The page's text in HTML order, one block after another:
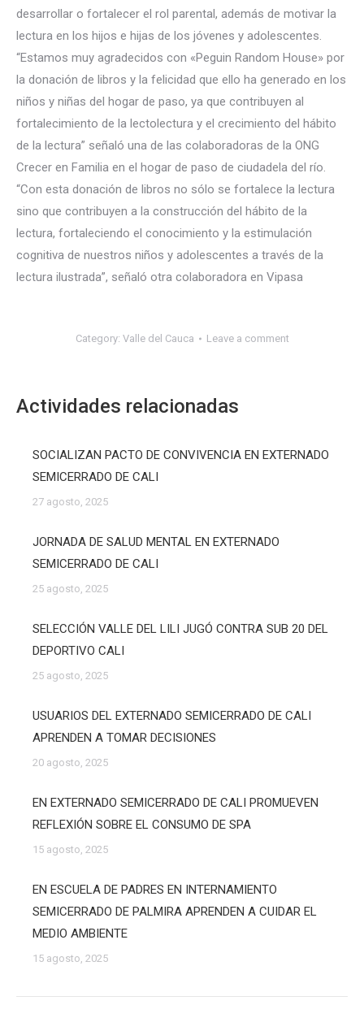
desarrollar o fortalecer el rol parental, además de motivar la
lectura en los hijos e hijas de los jóvenes y adolescentes.
“Estamos muy agradecidos con «Peguin Random House» por
la donación de libros y la felicidad que ello ha generado en los
niños y niñas del hogar de paso, ya que contribuyen al
fortalecimiento de la lectolectura y el crecimiento del hábito
de la lectura” señaló una de las colaboradoras de la ONG
Crecer en Familia en el hogar de paso de ciudadela del río.
“Con esta donación de libros no sólo se fortalece la lectura
sino que contribuyen a la construcción del hábito de la
lectura, fortaleciendo el conocimiento y la estimulación
cognitiva de nuestros niños y adolescentes a través de la
lectura ilustrada”, señaló otra colaboradora en Vipasa
Category: Valle del Cauca Leave a comment
Actividades relacionadas
SOCIALIZAN PACTO DE CONVIVENCIA EN EXTERNADO
SEMICERRADO DE CALI
27 agosto, 2025
JORNADA DE SALUD MENTAL EN EXTERNADO
SEMICERRADO DE CALI
25 agosto, 2025
SELECCIÓN VALLE DEL LILI JUGÓ CONTRA SUB 20 DEL
DEPORTIVO CALI
25 agosto, 2025
USUARIOS DEL EXTERNADO SEMICERRADO DE CALI
APRENDEN A TOMAR DECISIONES
20 agosto, 2025
EN EXTERNADO SEMICERRADO DE CALI PROMUEVEN
REFLEXIÓN SOBRE EL CONSUMO DE SPA
15 agosto, 2025
EN ESCUELA DE PADRES EN INTERNAMIENTO
SEMICERRADO DE PALMIRA APRENDEN A CUIDAR EL
MEDIO AMBIENTE
15 agosto, 2025